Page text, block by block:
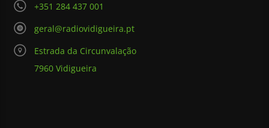
+351 284 437 001
geral@radiovidigueira.pt
Estrada da Circunvalação
7960 Vidigueira